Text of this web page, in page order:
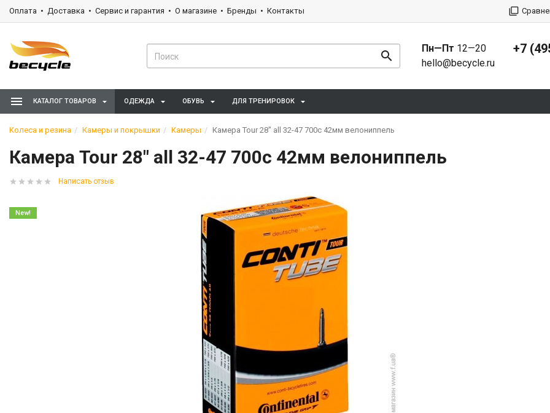
Оплата Доставка Сервис и гарантия О магазине Бренды Контакты
Пн—Пт 12—20
hello@becycle.ru
+7
КАТАЛОГ ТОВАРОВ ОДЕЖДА ОБУВЬ ДЛЯ ТРЕНИРОВОК
Колеса и резина Камеры и покрышки Камеры Камера Tour 28" all 32-47 700c 42мм велониппель
Камера Tour 28" all 32-47 700c 42мм велониппель
Написать отзыв
New!